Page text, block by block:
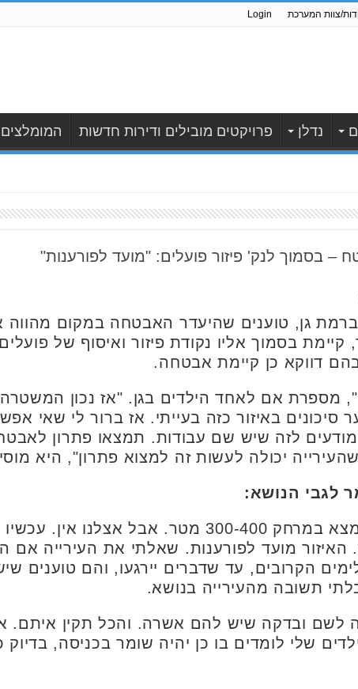
צוות המערכת Login
נדלן פרויקטים מובילים ודירות חדשות המומלצים
– בסמוך לנק' פיזור פועלים: "מועד לפורענות"
ברמת גן, טוענים שהיעדר האבטחה במקום
קיימת בסמוך אליו נקודת פיזור ואיסוף של
דווקא כן קיימת אבטחה.
מספרת אם לאחד הילדים בגן. "אז נכון
באיזור כזה בעייתי. אז ברור לי שאי
לזה שיש שם עבודות. תמצאו פתרון
יכולה לעשות זה למצוא פתרון", היא
לגבי הנושא:
"יש שומר במוסד הסמוך שנמצא במרחק 300-400
האיזור מועד לפורענות. שאלתי את העירייה
הקרובים, עד שדברים יירגעו, והם טוענים
תשובה מהעירייה בנושא.
ובדקה שיש להם אשרה. והכל תקין איתם.
שלי לומדים בו כן יהיה שומר בכניסה,